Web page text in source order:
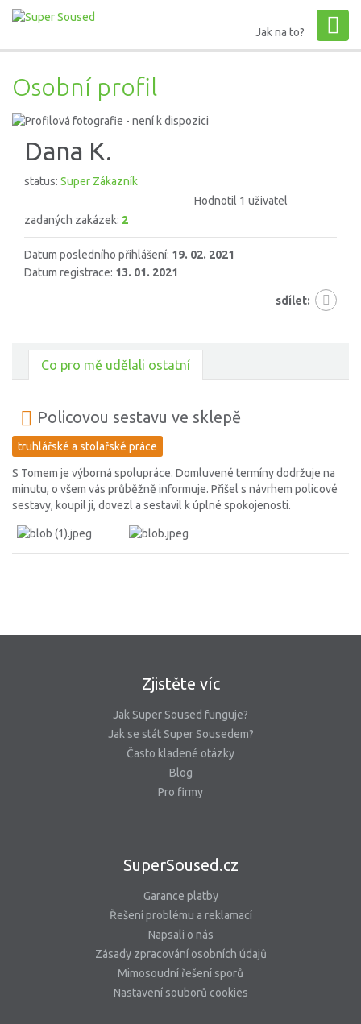
Jak na to?
Osobní profil
Dana K.
status: Super Zákazník
Hodnotil 1 uživatel
zadaných zakázek: 2
Datum posledního přihlášení: 19. 02. 2021
Datum registrace: 13. 01. 2021
sdílet:
Co pro mě udělali ostatní
Policovou sestavu ve sklepě
truhlářské a stolařské práce
S Tomem je výborná spolupráce. Domluvené termíny dodržuje na
minutu, o všem vás průběžně informuje. Přišel s návrhem policové
sestavy, koupil ji, dovezl a sestavil k úplné spokojenosti.
Zjistěte víc
Jak Super Soused funguje?
Jak se stát Super Sousedem?
Často kladené otázky
Blog
Pro firmy
SuperSoused.cz
Garance platby
Řešení problému a reklamací
Napsali o nás
Zásady zpracování osobních údajů
Mimosoudní řešení sporů
Nastavení souborů cookies